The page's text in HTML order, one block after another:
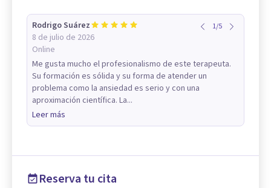
Rodrigo Suárez
8 de julio de 2026
Online
1/5
Me gusta mucho el profesionalismo de este terapeuta.
Su formación es sólida y su forma de atender un
problema como la ansiedad es serio y con una
aproximación científica. La...
Leer más
Reserva tu cita